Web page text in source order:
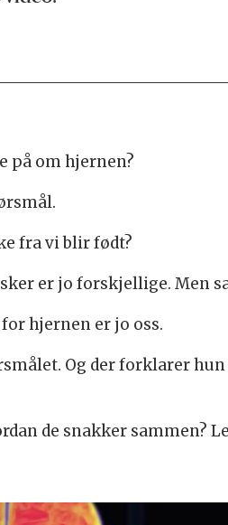
på om hjernen?
fra vi blir født?
er jo forskjellige. Men
hjernen er jo oss.
Og der forklarer
de snakker sammen?